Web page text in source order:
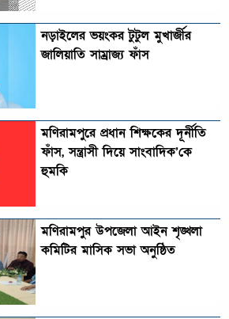
নড়াইলের ভয়ংকর টুটুল মুখার্জীর
জালিয়াতি সাম্রাজ্য ফাঁস
মণিরামপুরে প্রধান শিক্ষকের দূর্নীতি
ফাঁস, সন্ত্রাসী দিয়ে সাংবাদিক’কে
হুমকি
মণিরামপুর উপজেলা আইন শৃঙ্খলা
কমিটির মাসিক সভা অনুষ্ঠিত‎‎